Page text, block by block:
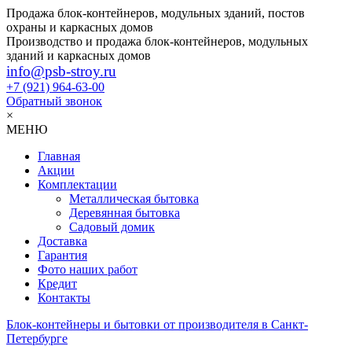
Продажа блок-контейнеров, модульных зданий, постов
охраны и каркасных домов
Производство и продажа блок-контейнеров, модульных
зданий и каркасных домов
info@psb-stroy.ru
+7 (921) 964-63-00
Обратный звонок
×
МЕНЮ
Главная
Акции
Комплектации
Металлическая бытовка
Деревянная бытовка
Садовый домик
Доставка
Гарантия
Фото наших работ
Кредит
Контакты
Блок-контейнеры и бытовки от производителя в Санкт-
Петербурге